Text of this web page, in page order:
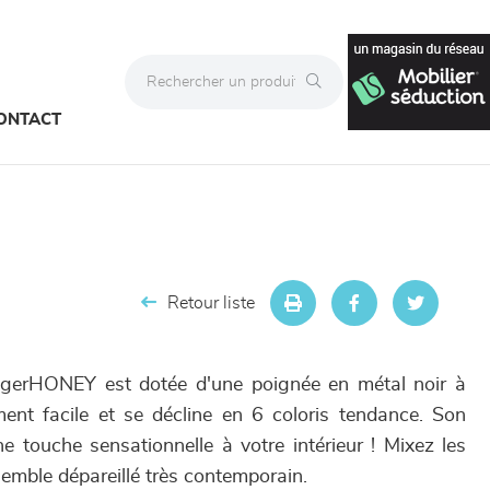
Retour liste
est dotée d'une poignée en métal noir à
facile et se décline en 6 coloris tendance. Son
touche sensationnelle à votre intérieur ! Mixez les
dépareillé très contemporain.